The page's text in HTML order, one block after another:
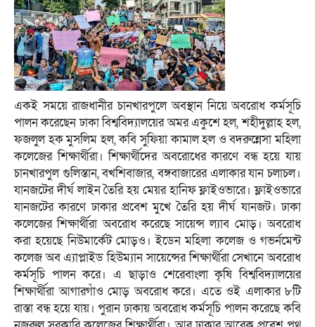
একই সময়ে রাজধানীর চানখারপুলে অবস্থান নিয়ে অবরোধ কর্মসূচি
পালন করেছেন ঢাকা বিশ্ববিদ্যালয়ের অমর একুশে হল, শহীদুল্লাহ হল,
ফজলুল হক মুসলিম হল, কবি সুফিয়া কামাল হল ও বদরুন্নেসা মহিলা
কলেজের শিক্ষার্থীরা। শিক্ষার্থীদের অবরোধের কারণে বন্ধ হয়ে যায়
চানখারপুল গুলিস্তান, বখশিবাজার, বঙ্গবাজারের এলাকার যান চলাচল।
যানজটের দীর্ঘ লাইন তৈরি হয় মেয়র হানিফ ফ্লাইওভারে। ফ্লাইওভারে
যানজটের কারণে ঢাকার প্রবেশ মুখে তৈরি হয় দীর্ঘ যানজট। ঢাকা
কলেজের শিক্ষার্থীরা অবরোধ করেছে সায়েন্স ল্যাব মোড়। অবরোধ
করা হয়েছে নিউমার্কেট মোড়ও। ইডেন মহিলা কলেজ ও গভর্নমেন্ট
কলেজ অব এ্যাপ্লাইড হিউম্যান সায়েন্সের শিক্ষার্থীরা সেখানে অবরোধ
কর্মসূচি পালন করে। এ ছাড়াও শেরেবাংলা কৃষি বিশ্ববিদ্যালয়ের
শিক্ষার্থীরা আগারগাঁও মোড় অবরোধ করে। এতে ওই এলাকার ৮টি
রাস্তা বন্ধ হয়ে যায়। পুরান ঢাকায় অবরোধ কর্মসূচি পালন করেছে কবি